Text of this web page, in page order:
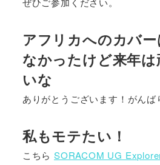
アフリカへのカバ
なかったけど来年
いな
ありがとうございます！がんば
私もモテたい！
こちら SORACOM UG